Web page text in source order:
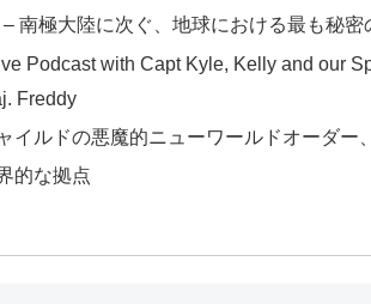
南極大陸に次ぐ、地球における最も秘密
Podcast with Capt Kyle, Kelly and our
Freddy
イルドの悪魔的ニューワールドオーダー
的な拠点